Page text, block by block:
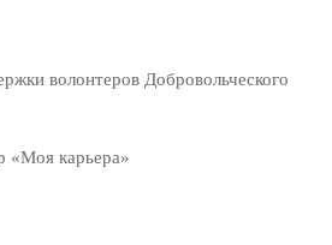
волонтеров Добровольческого
«Моя карьера»